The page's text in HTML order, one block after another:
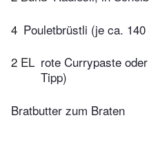
4 Pouletbrüstli (je ca. 140
2 EL rote Currypaste
Tipp)
Bratbutter zum Braten